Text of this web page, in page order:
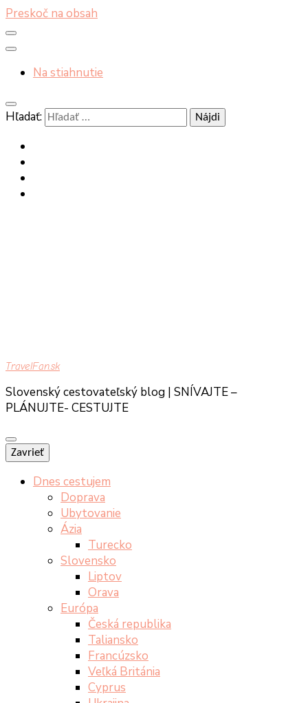
Preskoč na obsah
Na stiahnutie
Hľadať:
TravelFan.sk
Slovenský cestovateľský blog | SNÍVAJTE –
PLÁNUJTE- CESTUJTE
Zavrieť
Dnes cestujem
Doprava
Ubytovanie
Ázia
Turecko
Slovensko
Liptov
Orava
Európa
Česká republika
Taliansko
Francúzsko
Veľká Británia
Cyprus